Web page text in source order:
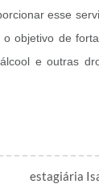
esse
objetivo de
e outras
estagiária